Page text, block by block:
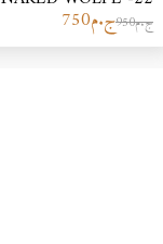
ج.م950ج.م750